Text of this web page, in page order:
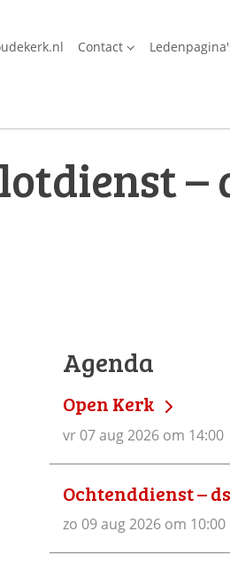
Contact
–
Agenda
Open Kerk
vr 07 aug 2026 om 14:00
Ochtenddienst –
zo 09 aug 2026 om 10:00